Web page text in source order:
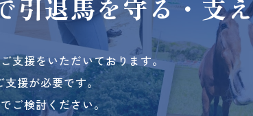
引退馬を守る・支
支援をいただいております。
援が必要です。
ご検討ください。